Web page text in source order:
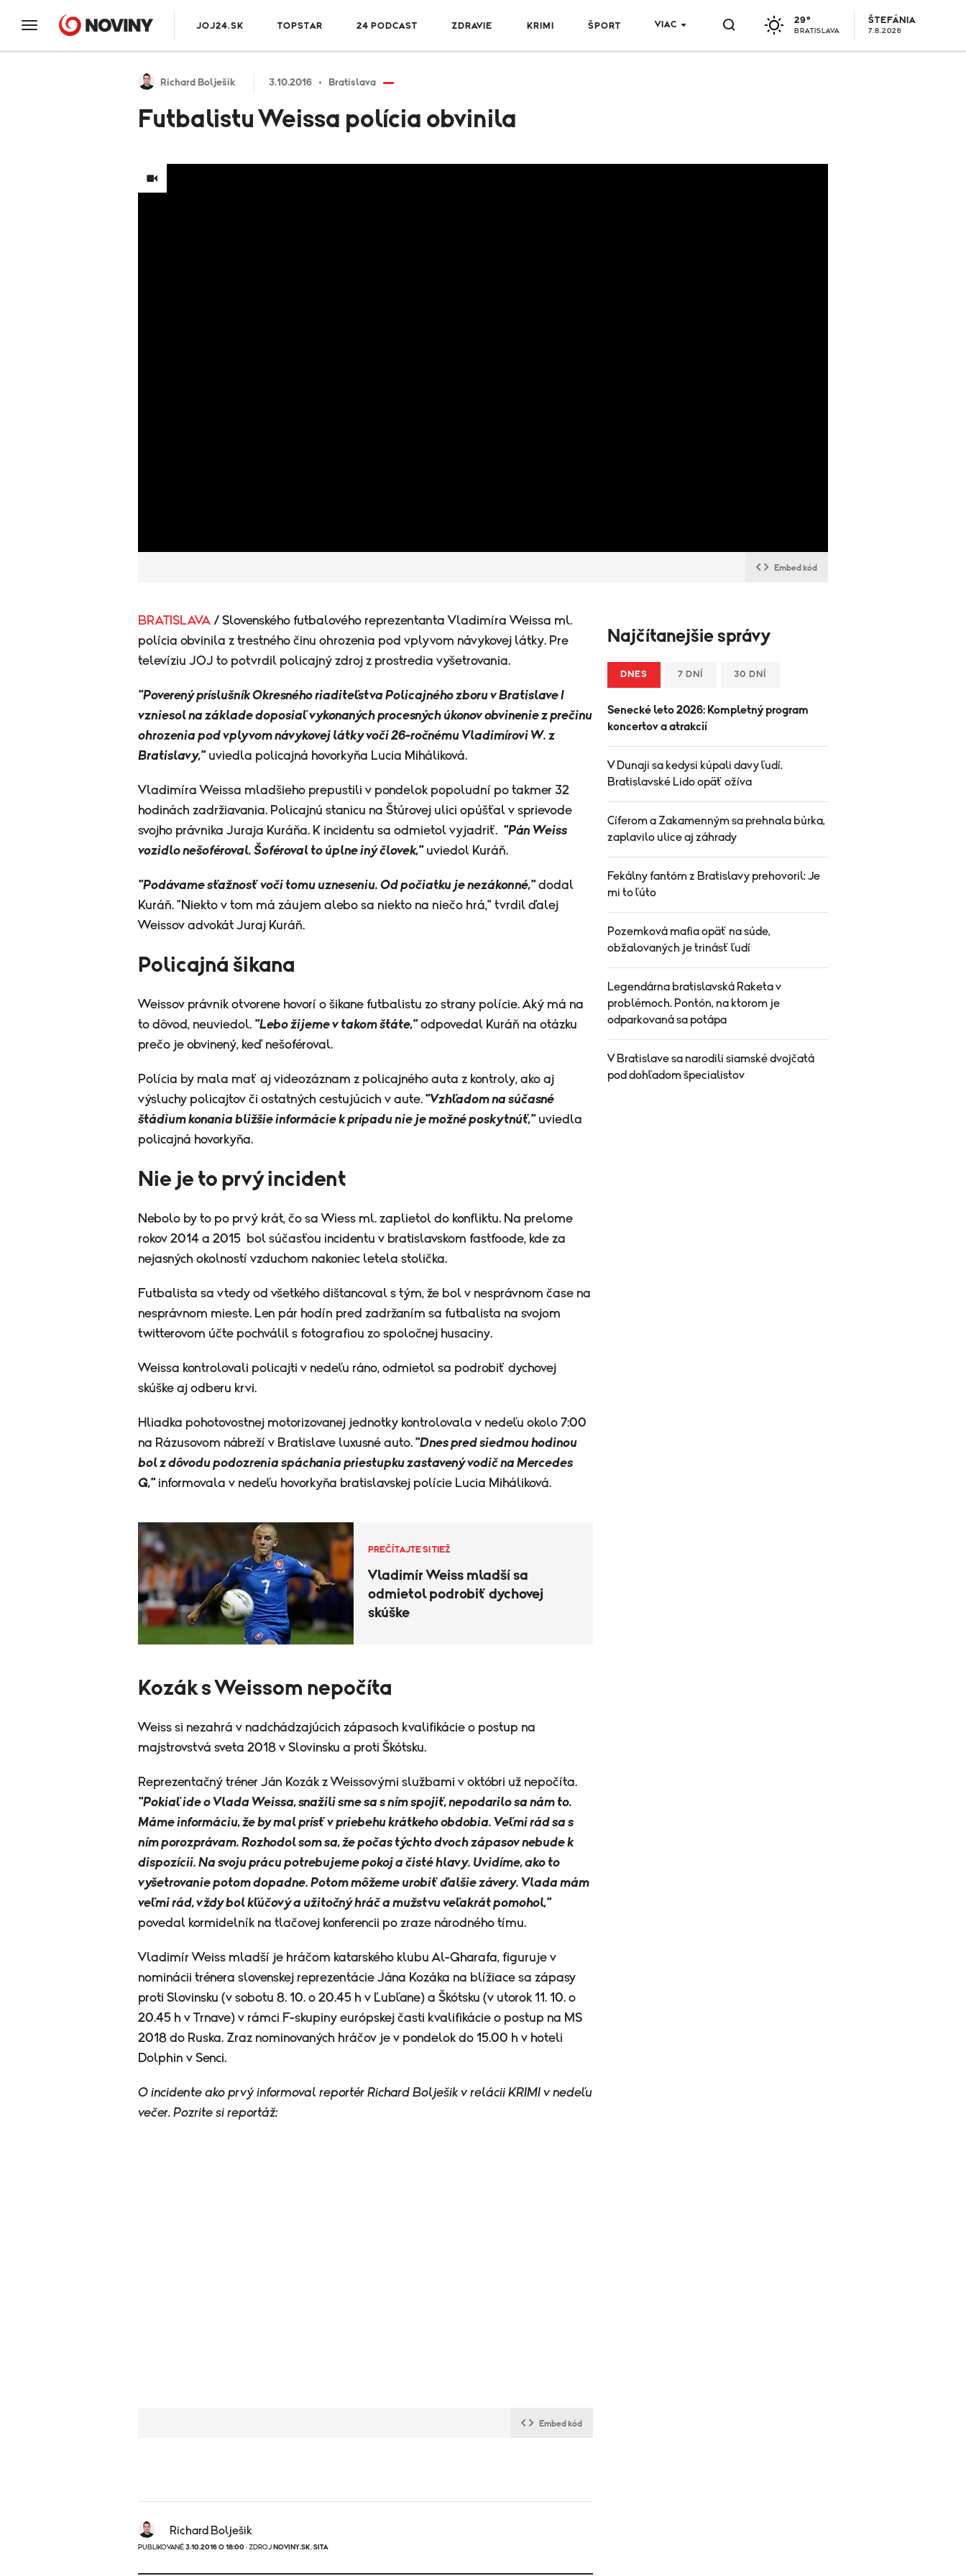
JOJ24.SK TOPSTAR 24 PODCAST ZDRAVIE KRIMI ŠPORT VIAC 29°
BRATISLAVA
ŠTEFÁNIA
7.8.2026
Richard Bolješik 3.10.2016 Bratislava
Futbalistu Weissa polícia obvinila
Embed kód
BRATISLAVA / Slovenského futbalového reprezentanta Vladimíra Weissa ml.
polícia obvinila z trestného činu ohrozenia pod vplyvom návykovej látky. Pre
televíziu JOJ to potvrdil policajný zdroj z prostredia vyšetrovania.
"Poverený príslušník Okresného riaditeľstva Policajného zboru v Bratislave I
vzniesol na základe doposiaľ vykonaných procesných úkonov obvinenie z prečinu
ohrozenia pod vplyvom návykovej látky voči 26-ročnému Vladimírovi W. z
Bratislavy,"uviedla policajná hovorkyňa Lucia Miháliková.
Vladimíra Weissa mladšieho prepustili v pondelok popoludní po takmer 32
hodinách zadržiavania. Policajnú stanicu na Štúrovej ulici opúšťal v sprievode
svojho právnika Juraja Kuráňa. K incidentu sa odmietol vyjadriť. "Pán Weiss
vozidlo nešoféroval. Šoféroval to úplne iný človek," uviedol Kuráň.
"Podávame sťažnosť voči tomu uzneseniu. Od počiatku je nezákonné,"dodal
Kuráň. "Niekto v tom má záujem alebo sa niekto na niečo hrá," tvrdil ďalej
Weissov advokát Juraj Kuráň.
Policajná šikana
Weissov právnik otvorene hovorí o šikane futbalistu zo strany polície. Aký má na
to dôvod, neuviedol. "Lebo žijeme v takom štáte," odpovedal Kuráň na otázku
prečo je obvinený, keď nešoféroval.
Polícia by mala mať aj videozáznam z policajného auta z kontroly, ako aj
výsluchy policajtov či ostatných cestujúcich v aute. "Vzhľadom na súčasné
štádium konania bližšie informácie k prípadu nie je možné poskytnúť,"uviedla
policajná hovorkyňa.
Nie je to prvý incident
Nebolo by to po prvý krát, čo sa Wiess ml. zaplietol do konfliktu. Na prelome
rokov 2014 a 2015 bol súčasťou incidentu v bratislavskom fastfoode, kde za
nejasných okolností vzduchom nakoniec letela stolička.
Futbalista sa vtedy od všetkého dištancoval s tým, že bol v nesprávnom čase na
nesprávnom mieste. Len pár hodín pred zadržaním sa futbalista na svojom
twitterovom účte pochválil s fotografiou zo spoločnej husaciny.
Weissa kontrolovali policajti v nedeľu ráno, odmietol sa podrobiť dychovej
skúške aj odberu krvi.
Hliadka pohotovostnej motorizovanej jednotky kontrolovala v nedeľu okolo 7:00
na Rázusovom nábreží v Bratislave luxusné auto. "Dnes pred siedmou hodinou
bol z dôvodu podozrenia spáchania priestupku zastavený vodič na Mercedes
G,"informovala v nedeľu hovorkyňa bratislavskej polície Lucia Miháliková.
PREČÍTAJTE SI TIEŽ
Vladimír Weiss mladší sa
odmietol podrobiť dychovej
skúške
Kozák s Weissom nepočíta
Weiss si nezahrá v nadchádzajúcich zápasoch kvalifikácie o postup na
majstrovstvá sveta 2018 v Slovinsku a proti Škótsku.
Reprezentačný tréner Ján Kozák z Weissovými službami v októbri už nepočíta.
"Pokiaľ ide o Vlada Weissa, snažili sme sa s ním spojiť, nepodarilo sa nám to.
Máme informáciu, že by mal prísť v priebehu krátkeho obdobia. Veľmi rád sa s
ním porozprávam. Rozhodol som sa, že počas týchto dvoch zápasov nebude k
dispozícii. Na svoju prácu potrebujeme pokoj a čisté hlavy. Uvidíme, ako to
vyšetrovanie potom dopadne. Potom môžeme urobiť ďalšie závery. Vlada mám
veľmi rád, vždy bol kľúčový a užitočný hráč a mužstvu veľakrát pomohol,"
povedal kormidelník na tlačovej konferencii po zraze národného tímu.
Vladimír Weiss mladší je hráčom katarského klubu Al-Gharafa, figuruje v
nominácii trénera slovenskej reprezentácie Jána Kozáka na blížiace sa zápasy
proti Slovinsku (v sobotu 8. 10. o 20.45 h v Ľubľane) a Škótsku (v utorok 11. 10. o
20.45 h v Trnave) v rámci F-skupiny európskej časti kvalifikácie o postup na MS
2018 do Ruska. Zraz nominovaných hráčov je v pondelok do 15.00 h v hoteli
Dolphin v Senci.
O incidente ako prvý informoval reportér Richard Bolješik v relácii KRIMI v nedeľu
večer. Pozrite si reportáž:
Embed kód
Richard Bolješik
PUBLIKOVANÉ 3.10.2016 O 18:00 · ZDROJ NOVINY.SK, SITA
Najčítanejšie správy
DNES 7 DNÍ 30 DNÍ
Senecké leto 2026: Kompletný program
koncertov a atrakcií
V Dunaji sa kedysi kúpali davy ľudí.
Bratislavské Lido opäť ožíva
Cíferom a Zakamenným sa prehnala búrka,
zaplavilo ulice aj záhrady
Fekálny fantóm z Bratislavy prehovoril: Je
mi to ľúto
Pozemková mafia opäť na súde,
obžalovaných je trinásť ľudí
Legendárna bratislavská Raketa v
problémoch. Pontón, na ktorom je
odparkovaná sa potápa
V Bratislave sa narodili siamské dvojčatá
pod dohľadom špecialistov